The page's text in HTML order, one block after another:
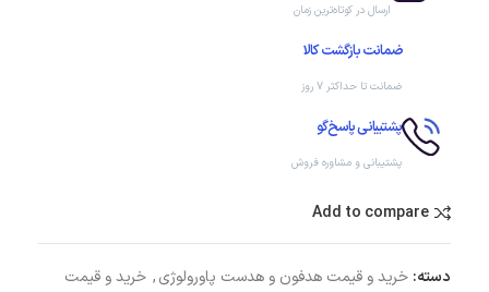
ارسال در کوتاه‌ترین زمان
ضمانت بازگشت کالا
ضمانت تا حداکثر ۷ روز
پشتیبانی پاسخ‌گو
پشتیبانی و مشاوره فروش
Add to compare
دسته: خرید و قیمت هدفون و هدست پاورولوژی, خرید و قیمت